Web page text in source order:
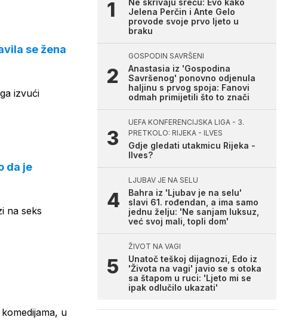
se žena
izvući
da je
na seks
u
Ne skrivaju sreću: Evo kako
Jelena Perčin i Ante Gelo
provode svoje prvo ljeto u
braku
GOSPODIN SAVRŠENI
Anastasia iz 'Gospodina
Savršenog' ponovno odjenula
haljinu s prvog spoja: Fanovi
odmah primijetili što to znači
UEFA KONFERENCIJSKA LIGA - 3.
PRETKOLO: RIJEKA - ILVES
Gdje gledati utakmicu Rijeka -
Ilves?
LJUBAV JE NA SELU
Bahra iz 'Ljubav je na selu'
slavi 61. rođendan, a ima samo
jednu želju: 'Ne sanjam luksuz,
već svoj mali, topli dom'
ŽIVOT NA VAGI
Unatoč teškoj dijagnozi, Edo iz
'Života na vagi' javio se s otoka
sa štapom u ruci: 'Ljeto mi se
ipak odlučilo ukazati'